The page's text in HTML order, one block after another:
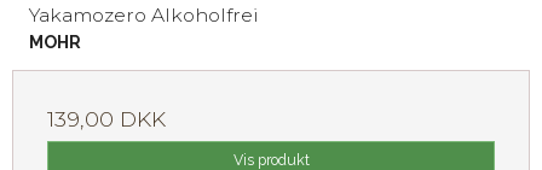
Yakamozero Alkoholfrei
MOHR
139,00 DKK
Vis produkt